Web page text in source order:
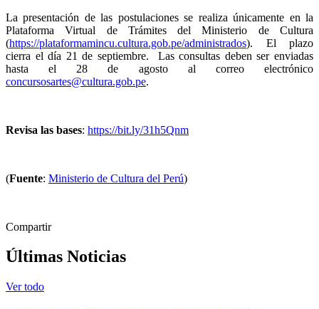
La presentación de las postulaciones se realiza únicamente en la
Plataforma Virtual de Trámites del Ministerio de Cultura
(https://plataformamincu.cultura.gob.pe/administrados). El plazo
cierra el día 21 de septiembre. Las consultas deben ser enviadas
hasta el 28 de agosto al correo electrónico
concursosartes@cultura.gob.pe.
Revisa las bases: https://bit.ly/31h5Qnm
(Fuente: Ministerio de Cultura del Perú)
Compartir
Últimas Noticias
Ver todo